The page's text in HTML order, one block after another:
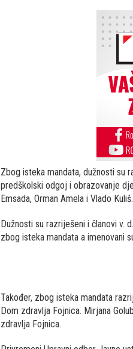
Zbog isteka mandata, dužnosti su
predškolski odgoj i obrazovanje
Emsada, Orman Amela i Vlado Kuliš.
Dužnosti su razriješeni i članovi v.
zbog isteka mandata a imenovani
Također, zbog isteka mandata
Dom zdravlja Fojnica. Mirjana
zdravlja Fojnica.